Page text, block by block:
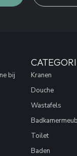
bij
Kranen
Douche
Wastafels
Toilet
Baden